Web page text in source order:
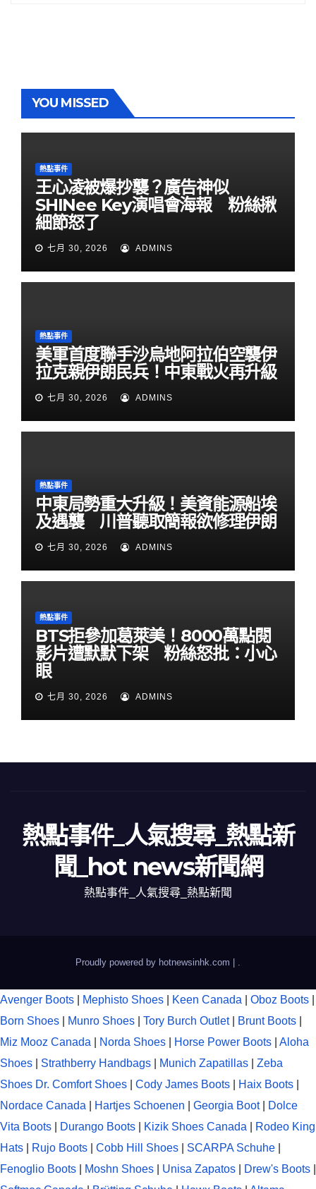
YOU MISSED
熱點事件
王心凌被爆抄襲？廣告神似
SHINee Key演唱會海報 粉絲揪
細節怒了
七月 30, 2026 ADMINS
熱點事件
美軍首度聯手沙烏地阿拉伯空襲伊
拉克親伊朗民兵！中東戰火再升級
七月 30, 2026 ADMINS
熱點事件
中東局勢重大升級！美資能源船埃
及遇襲 川普聽取簡報欲修理伊朗
七月 30, 2026 ADMINS
熱點事件
BTS拒參加葛萊美！8000萬點閱
影片遭默默下架 粉絲怒批：小心
眼
七月 30, 2026 ADMINS
熱點事件_人氣搜尋_熱點新
聞_hot news新聞網
熱點事件_人氣搜尋_熱點新聞
Proudly powered by hotnewsinhk.com |
Avenger Boots Mephisto Shoes Keen Canada Oboz Boots
Born Shoes
Munro Shoes Tory Burch Outlet Brunt Boots
Miz Mooz Canada
Norda Shoes Horse Power Boots
Aloha
Shoes
Strathberry Handbags Munich Zapatillas
Zeba
Shoes Dr. Comfort Shoes Cody James Boots Haix Boots
Nordace Canada
Hartjes Schoenen Georgia Boot|
Dolce
Vita Boots
Durango Boots Kizik Shoes Canada
Rodeo King
Hats
Rujo Boots Cobb Hill Shoes SCARPA Schuhe
Fenoglio Boots
Moshn Shoes Unisa Zapatos Drew's Boots